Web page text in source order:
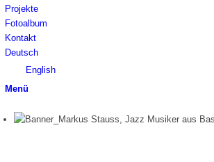
Projekte
Fotoalbum
Kontakt
Deutsch
English
Menü